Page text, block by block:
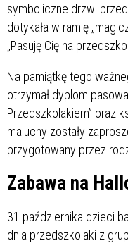
symboliczne drzwi
dotykała w ramię
„Pasuję Cię na
Na pamiątkę tego
otrzymał dyplom
Przedszkolakiem” oraz
maluchy zostały
przygotowany przez
Zabawa na
31 października dzieci
dnia przedszkolaki z